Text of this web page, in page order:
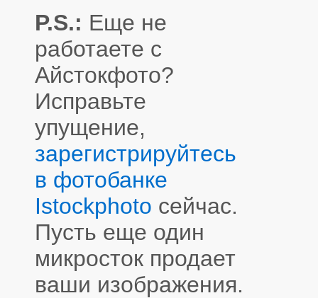
P.S.: Еще не
работаете с
Айстокфото?
Исправьте
упущение,
зарегистрируйтесь
в фотобанке
Istockphoto сейчас.
Пусть еще один
микросток продает
ваши изображения.